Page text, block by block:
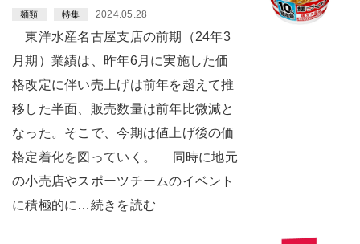
麺類 特集 2024.05.28
東洋水産名古屋支店の前期（24年3
月期）業績は、昨年6月に実施した価
格改定に伴い売上げは前年を超えて推
移した半面、販売数量は前年比微減と
なった。そこで、今期は値上げ後の価
格定着化を図っていく。 同時に地元
の小売店やスポーツチームのイベント
に積極的に…続きを読む